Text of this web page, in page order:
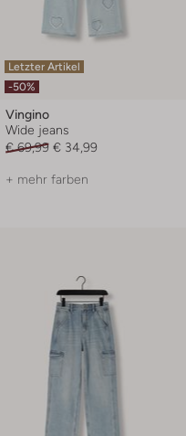
Letzter Artikel
-50%
Vingino
Wide jeans
€ 69,99 € 34,99
+ mehr farben